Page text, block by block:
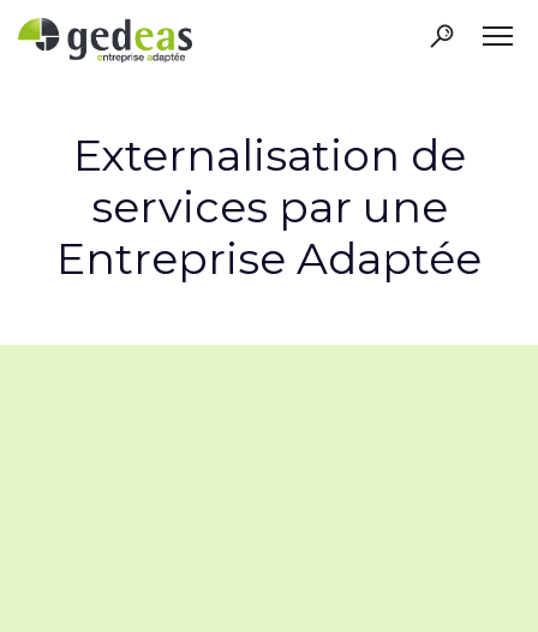
Externalisation de
services par une
Entreprise Adaptée